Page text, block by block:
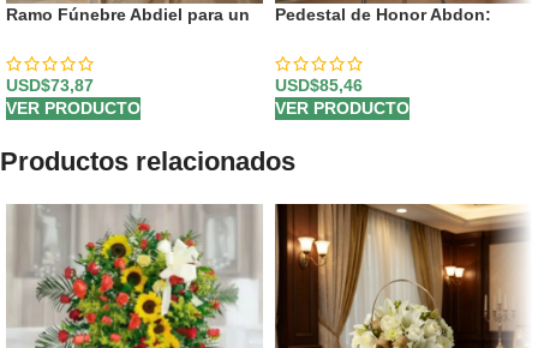
Ramo Fúnebre Abdiel para un
USD$73,87
VER PRODUCTO
Pedestal de Honor Abdon:
⚜️
USD$85,46
VER PRODUCTO
Productos relacionados